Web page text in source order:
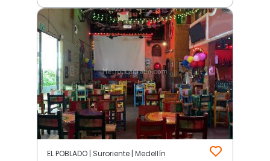
EL POBLADO | Suroriente | Medellín